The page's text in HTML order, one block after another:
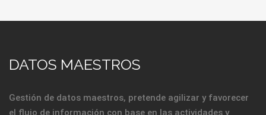
DATOS MAESTROS
Gestión de datos maestros, pretende agilizar y favorecer